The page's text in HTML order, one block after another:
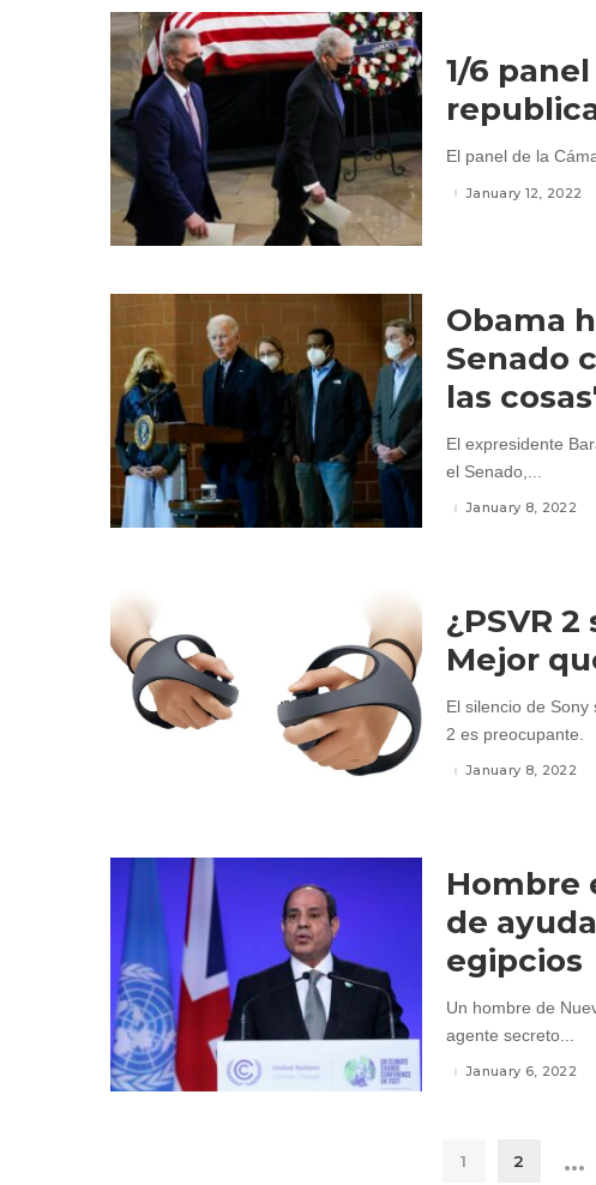
1/6
El panel de la
January 12, 2022
Obama
Senado
las cosas'
El expresidente
el Senado,...
January 8, 2022
¿PSVR
Mejor
El silencio de
2 es preocupante.
January 8, 2022
Hombre
de
egipcios
Un hombre de
agente secreto...
January 6, 2022
1 2 …